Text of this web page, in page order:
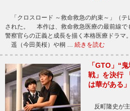
「クロスロード ～救命救急の約束～」（テ
された。 本作は、救命救急医療の最前線で
警察官らの正義と成長を描く本格医療ドラマ
遥（今田美桜）や桐 … 続きを読む
「GTO」“
戦」を決行
は華がある
反町隆史が